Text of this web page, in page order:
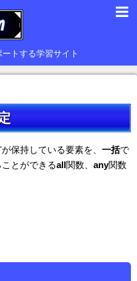
トする学習サイト
保持している要素を、 一括で
ことができるall関数、 any関数